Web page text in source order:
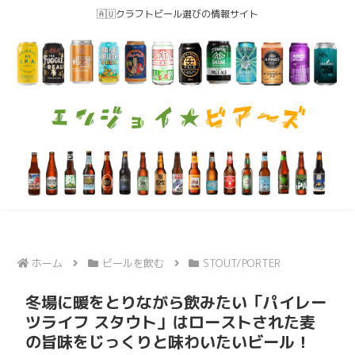
🇦🇺クラフトビール選びの情報サイト
ホーム ビールを飲む STOUT/PORTER
冬場に暖をとりながら飲みたい「パイレー
ツライフ スタウト」はローストされた麦
の旨味をじっくりと味わいたいビール！